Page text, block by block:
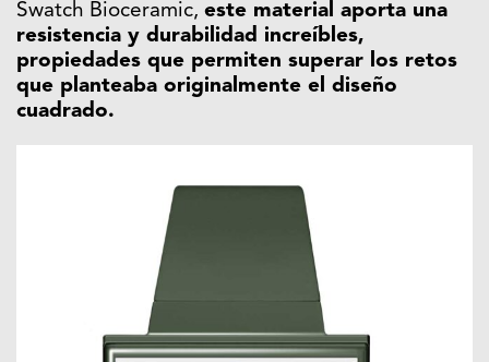
Swatch Bioceramic, este material aporta una
resistencia y durabilidad increíbles,
propiedades que permiten superar los retos
que planteaba originalmente el diseño
cuadrado.